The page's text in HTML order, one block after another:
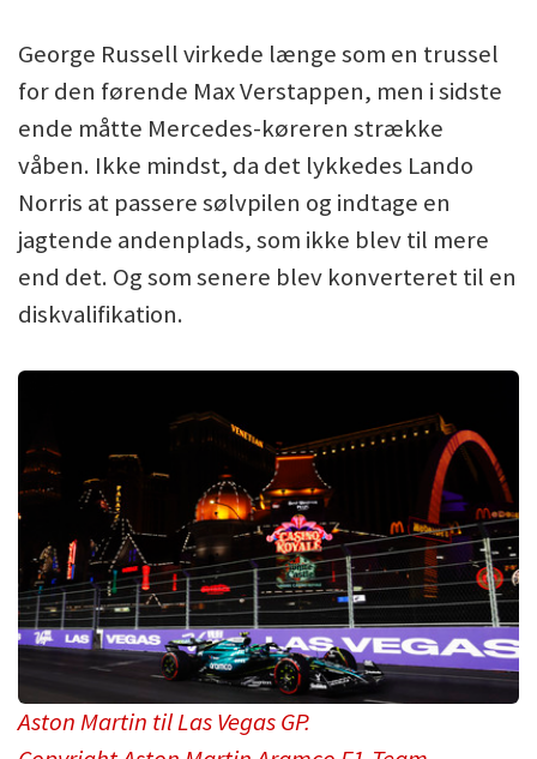
George Russell virkede længe som en trussel
for den førende Max Verstappen, men i sidste
ende måtte Mercedes-køreren strække
våben. Ikke mindst, da det lykkedes Lando
Norris at passere sølvpilen og indtage en
jagtende andenplads, som ikke blev til mere
end det. Og som senere blev konverteret til en
diskvalifikation.
Aston Martin til Las Vegas GP.